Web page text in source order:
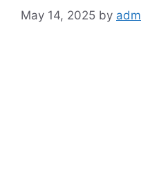
May 14, 2025 by